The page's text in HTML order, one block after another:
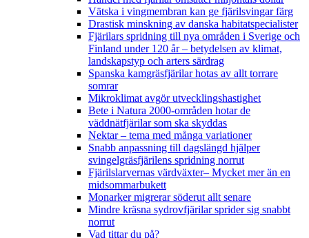
Vätska i vingmembran kan ge fjärilsvingar färg
Drastisk minskning av danska habitatspecialister
Fjärilars spridning till nya områden i Sverige och
Finland under 120 år– betydelsen av klimat,
landskapstyp och arters särdrag
Spanska kamgräsfjärilar hotas av allt torrare
somrar
Mikroklimat avgör utvecklingshastighet
Bete i Natura 2000-områden hotar de
väddnätfjärilar som ska skyddas
Nektar – tema med många variationer
Snabb anpassning till dagslängd hjälper
svingelgräsfjärilens spridning norrut
Fjärilslarvernas värdväxter– Mycket mer än en
midsommarbukett
Monarker migrerar söderut allt senare
Mindre kräsna sydrovfjärilar sprider sig snabbt
norrut
Vad tittar du på?